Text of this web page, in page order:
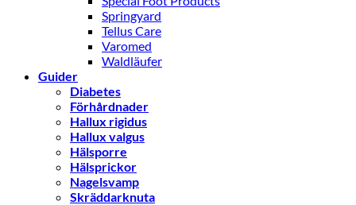
Springyard
Tellus Care
Varomed
Waldläufer
Guider
Diabetes
Förhårdnader
Hallux rigidus
Hallux valgus
Hälsporre
Hälsprickor
Nagelsvamp
Skräddarknuta